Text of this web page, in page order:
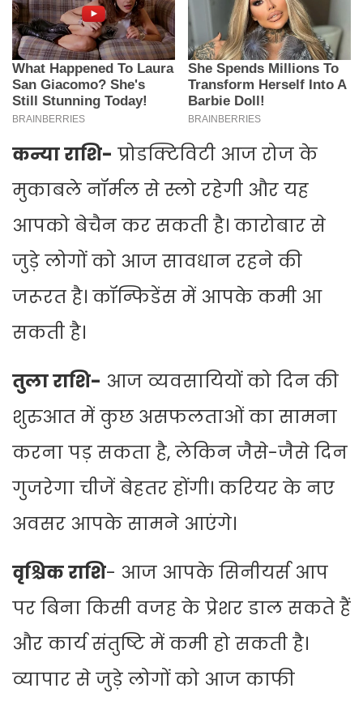
कन्या राशि- प्रोडक्टिविटी आज रोज के
मुकाबले नॉर्मल से स्लो रहेगी और यह
आपको बेचैन कर सकती है। कारोबार से
जुड़े लोगों को आज सावधान रहने की
जरूरत है। कॉन्फिडेंस में आपके कमी आ
सकती है।
तुला राशि- आज व्यवसायियों को दिन की
शुरुआत में कुछ असफलताओं का सामना
करना पड़ सकता है, लेकिन जैसे-जैसे दिन
गुजरेगा चीजें बेहतर होंगी। करियर के नए
अवसर आपके सामने आएंगे।
वृश्चिक राशि- आज आपके सिनीयर्स आप
पर बिना किसी वजह के प्रेशर डाल सकते हैं
और कार्य संतुष्टि में कमी हो सकती है।
व्यापार से जुड़े लोगों को आज काफी